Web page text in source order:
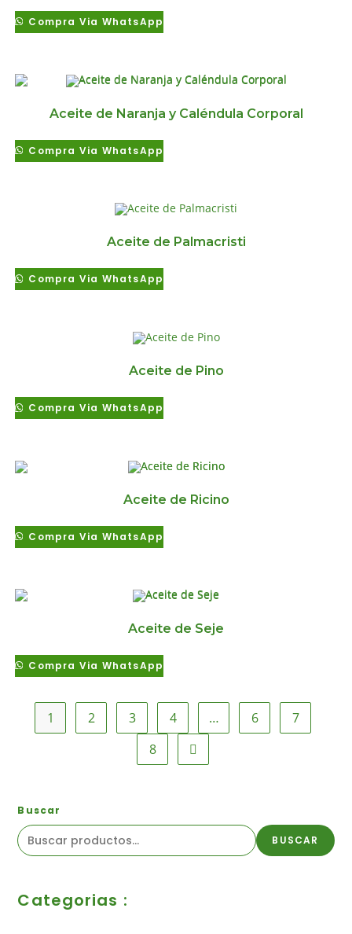
Compra Via WhatsApp
Aceite de Naranja y Caléndula Corporal
Compra Via WhatsApp
Aceite de Palmacristi
Compra Via WhatsApp
Aceite de Pino
Compra Via WhatsApp
Aceite de Ricino
Compra Via WhatsApp
Aceite de Seje
Compra Via WhatsApp
1 2 3 4 … 6
7
8
Buscar
BUSCAR
Categorias :